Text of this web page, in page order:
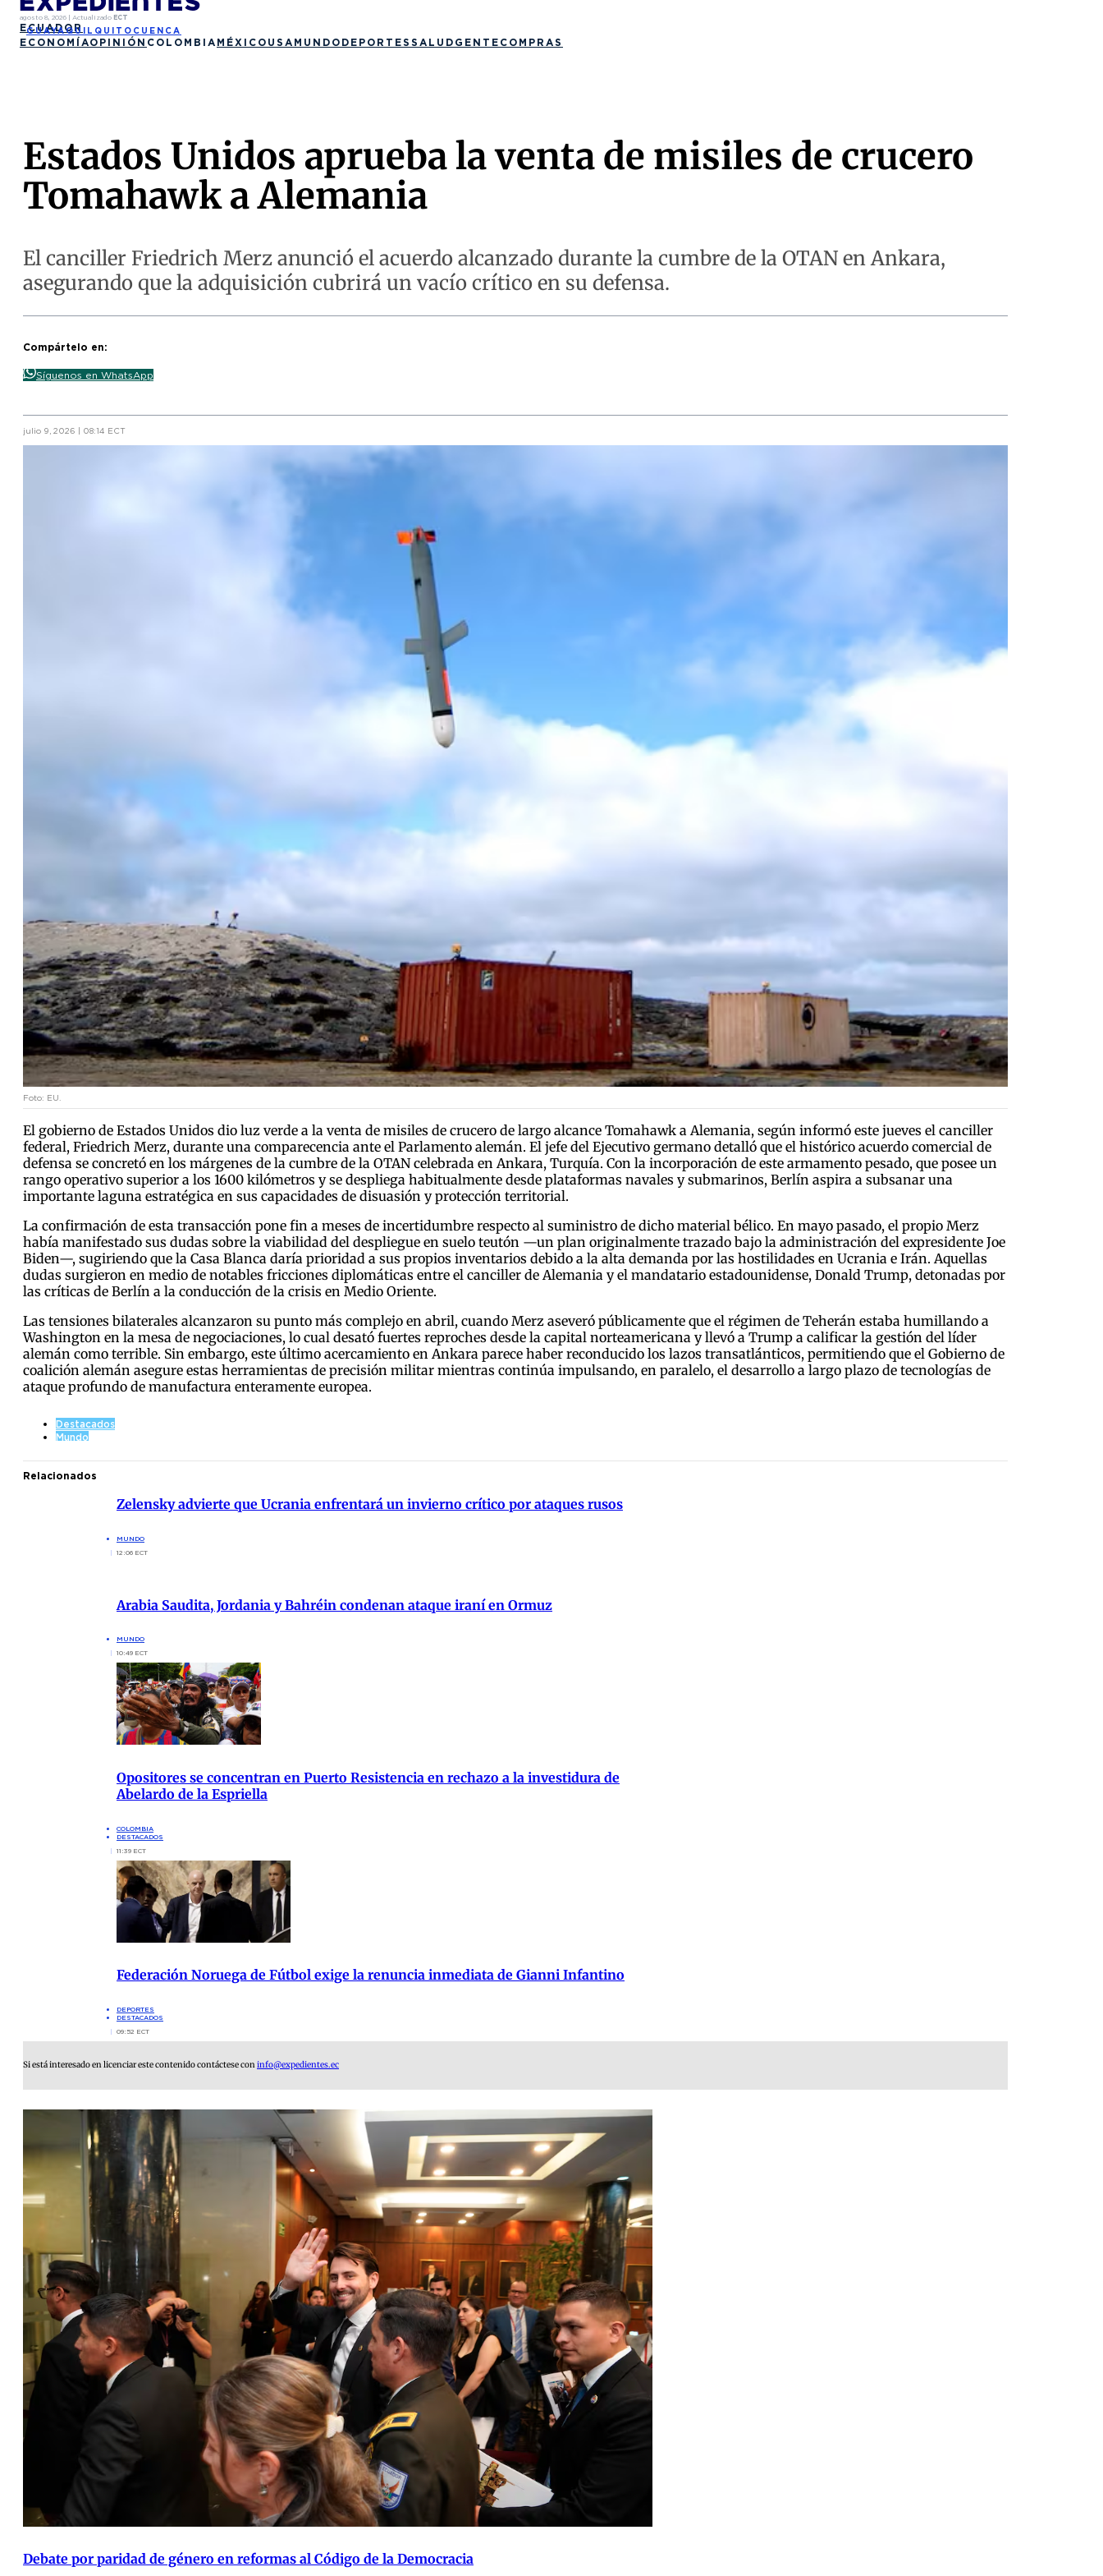
agosto 8, 2026 | Actualizado ECT
ECUADOR
GUAYAQUIL QUITO CUENCA
ECONOMÍAOPINIÓN COLOMBIA MÉXICO USA MUNDO DEPORTES SALUD GENTE COMPRAS
Estados Unidos aprueba la venta de misiles de crucero
Tomahawk a Alemania
El canciller Friedrich Merz anunció el acuerdo alcanzado durante la cumbre de la OTAN en Ankara,
asegurando que la adquisición cubrirá un vacío crítico en su defensa.
Compártelo en:
Síguenos en WhatsApp
julio 9, 2026 | 08:14 ECT
Foto: EU.
El gobierno de Estados Unidos dio luz verde a la venta de misiles de crucero de largo alcance Tomahawk a Alemania, según informó este jueves el canciller
federal, Friedrich Merz, durante una comparecencia ante el Parlamento alemán. El jefe del Ejecutivo germano detalló que el histórico acuerdo comercial de
defensa se concretó en los márgenes de la cumbre de la OTAN celebrada en Ankara, Turquía. Con la incorporación de este armamento pesado, que posee un
rango operativo superior a los 1600 kilómetros y se despliega habitualmente desde plataformas navales y submarinos, Berlín aspira a subsanar una
importante laguna estratégica en sus capacidades de disuasión y protección territorial.
La confirmación de esta transacción pone fin a meses de incertidumbre respecto al suministro de dicho material bélico. En mayo pasado, el propio Merz
había manifestado sus dudas sobre la viabilidad del despliegue en suelo teutón —un plan originalmente trazado bajo la administración del expresidente Joe
Biden—, sugiriendo que la Casa Blanca daría prioridad a sus propios inventarios debido a la alta demanda por las hostilidades en Ucrania e Irán. Aquellas
dudas surgieron en medio de notables fricciones diplomáticas entre el canciller de Alemania y el mandatario estadounidense, Donald Trump, detonadas por
las críticas de Berlín a la conducción de la crisis en Medio Oriente.
Las tensiones bilaterales alcanzaron su punto más complejo en abril, cuando Merz aseveró públicamente que el régimen de Teherán estaba humillando a
Washington en la mesa de negociaciones, lo cual desató fuertes reproches desde la capital norteamericana y llevó a Trump a calificar la gestión del líder
alemán como terrible. Sin embargo, este último acercamiento en Ankara parece haber reconducido los lazos transatlánticos, permitiendo que el Gobierno de
coalición alemán asegure estas herramientas de precisión militar mientras continúa impulsando, en paralelo, el desarrollo a largo plazo de tecnologías de
ataque profundo de manufactura enteramente europea.
Destacados
Mundo
Relacionados
Zelensky advierte que Ucrania enfrentará un invierno crítico por ataques rusos
MUNDO
12:06 ECT
Arabia Saudita, Jordania y Bahréin condenan ataque iraní en Ormuz
MUNDO
10:49 ECT
Opositores se concentran en Puerto Resistencia en rechazo a la investidura de
Abelardo de la Espriella
COLOMBIA
DESTACADOS
11:39 ECT
Federación Noruega de Fútbol exige la renuncia inmediata de Gianni Infantino
DEPORTES
DESTACADOS
09:52 ECT
Si está interesado en licenciar este contenido contáctese coninfo@expedientes.ec
Debate por paridad de género en reformas al Código de la Democracia